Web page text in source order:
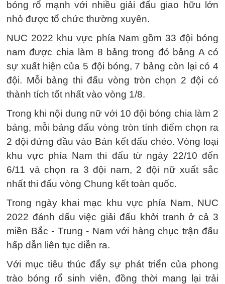
bóng rổ mạnh với nhiều giải đấu giao hữu lớn
nhỏ được tổ chức thường xuyên.
NUC 2022 khu vực phía Nam gồm 33 đội bóng
nam được chia làm 8 bảng trong đó bảng A có
sự xuất hiện của 5 đội bóng, 7 bảng còn lại có 4
đội. Mỗi bảng thi đấu vòng tròn chọn 2 đội có
thành tích tốt nhất vào vòng 1/8.
Trong khi nội dung nữ với 10 đội bóng chia làm 2
bảng, mỗi bảng đấu vòng tròn tính điểm chọn ra
2 đội đứng đầu vào Bán kết đấu chéo. Vòng loại
khu vực phía Nam thi đấu từ ngày 22/10 đến
6/11 và chọn ra 3 đội nam, 2 đội nữ xuất sắc
nhất thi đấu vòng Chung kết toàn quốc.
Trong ngày khai mạc khu vực phía Nam, NUC
2022 đánh dấu việc giải đấu khởi tranh ở cả 3
miền Bắc - Trung - Nam với hàng chục trận đấu
hấp dẫn liên tục diễn ra.
Với mục tiêu thúc đẩy sự phát triển của phong
trào bóng rổ sinh viên, đồng thời mang lại trải